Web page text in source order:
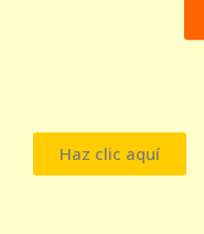
Haz clic aquí